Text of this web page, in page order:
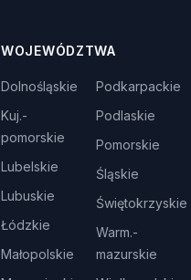
WOJEWÓDZTWA
Dolnośląskie
Kuj.-
pomorskie
Lubelskie
Lubuskie
Łódzkie
Małopolskie
Podkarpackie
Podlaskie
Pomorskie
Śląskie
Świętokrzyskie
Warm.-
mazurskie